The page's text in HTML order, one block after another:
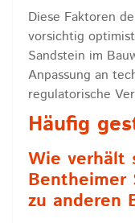
Diese Faktoren
vorsichtig
Sandstein im
Anpassung an
regulatorische
Häufig
Wie verhält
Bentheimer
zu anderen